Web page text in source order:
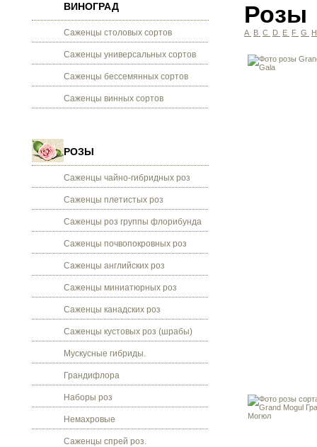
ВИНОГРАД
Саженцы столовых сортов
Саженцы универсальных сортов
Саженцы бессемянных сортов
Саженцы винных сортов
РОЗЫ
Саженцы чайно-гибридных роз
Саженцы плетистых роз
Саженцы роз группы флорибунда
Саженцы почвопокровных роз
Саженцы английских роз
Саженцы миниатюрных роз
Саженцы канадских роз
Саженцы кустовых роз (шрабы)
Мускусные гибриды.
Грандифлора
Наборы роз
Немахровые
Саженцы спрей роз.
Розы
A B C D E F G